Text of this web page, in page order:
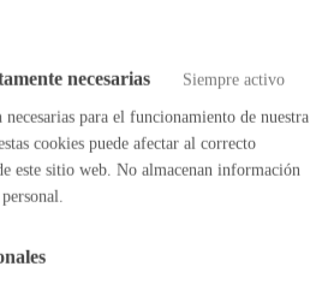
personales
y/o policiales, altas,
y volantes de padrón
necesarias Siempre activo
necesarias para el funcionamiento de nuestra
cookies puede afectar al correcto
este sitio web. No almacenan información